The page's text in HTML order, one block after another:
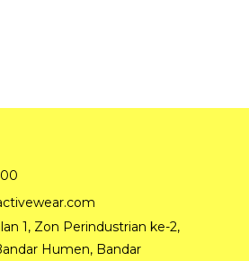
1, Zon Perindustrian ke-2,
Humen, Bandar